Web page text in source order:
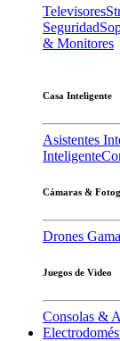
Televisores
Seguridad
& Monitores
Casa Inteligente
Asistentes
Inteligente
Cámaras &
Drones
Juegos de Video
Consolas &